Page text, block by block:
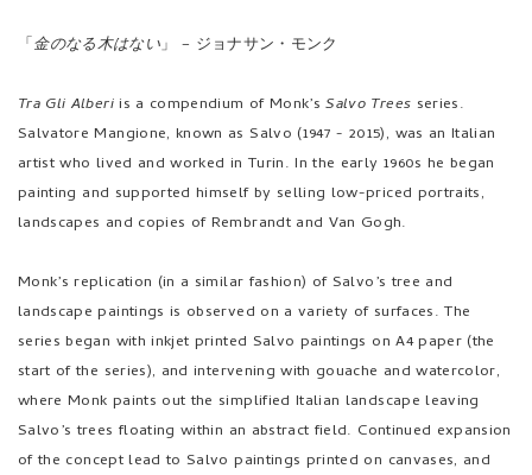
「 金のなる木はない」 – ジョナサン・モンク
Tra Gli Alberiis a compendium of Monk’sSalvo Trees series.
Salvatore Mangione, known as Salvo (1947 - 2015), was an Italian
artist who lived and worked in Turin. In the early 1960s he began
painting and supported himself by selling low-priced portraits,
landscapes and copies of Rembrandt and Van Gogh.
Monk’s replication (in a similar fashion) of Salvo’s tree and
landscape paintings is observed on a variety of surfaces. The
series began with inkjet printed Salvo paintings on A4 paper (the
start of the series), and intervening with gouache and watercolor,
where Monk paints out the simplified Italian landscape leaving
Salvo’s trees floating within an abstract field. Continued expansion
of the concept lead to Salvo paintings printed on canvases, and